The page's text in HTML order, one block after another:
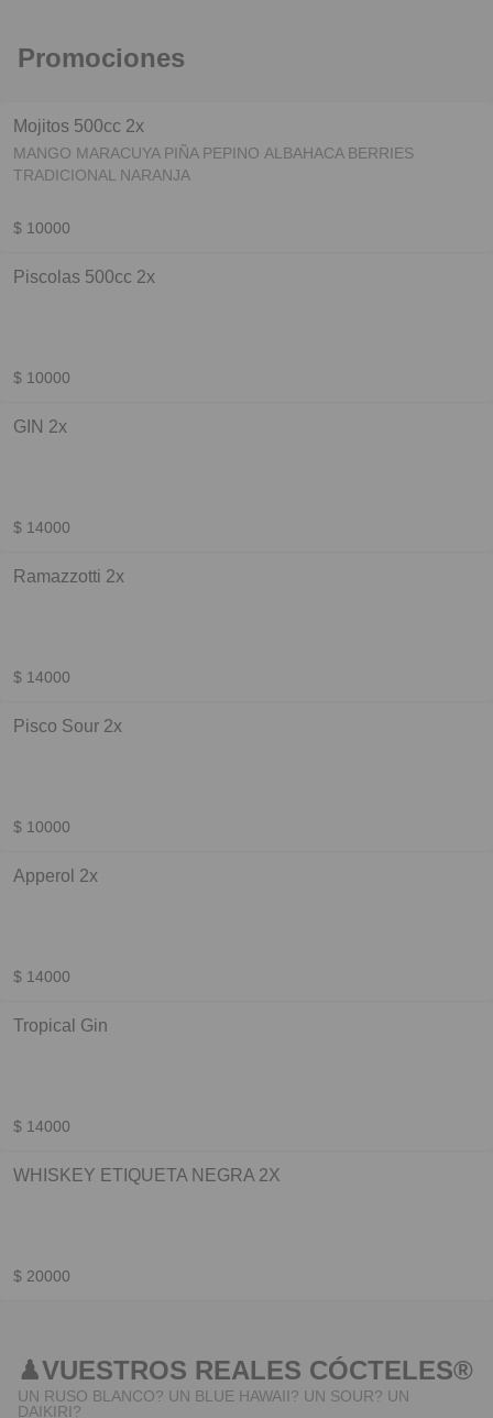
Promociones
Mojitos 500cc 2x
MANGO MARACUYA PIÑA PEPINO ALBAHACA BERRIES
TRADICIONAL NARANJA
$ 10000
Piscolas 500cc 2x
$ 10000
GIN 2x
$ 14000
Ramazzotti 2x
$ 14000
Pisco Sour 2x
$ 10000
Apperol 2x
$ 14000
Tropical Gin
$ 14000
WHISKEY ETIQUETA NEGRA 2X
$ 20000
♟︎VUESTROS REALES CÓCTELES®︎
UN RUSO BLANCO? UN BLUE HAWAII? UN SOUR? UN
DAIKIRI?